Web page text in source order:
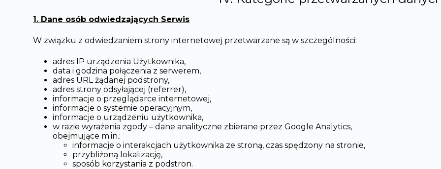
1. Dane osób odwiedzających Serwis
W związku z odwiedzaniem strony internetowej przetwarzane są w szczególności:
adres IP urządzenia Użytkownika,
data i godzina połączenia z serwerem,
adres URL żądanej podstrony,
adres strony odsyłającej (referrer),
informacje o przeglądarce internetowej,
informacje o systemie operacyjnym,
informacje o urządzeniu użytkownika,
w razie wyrażenia zgody – dane analityczne zbierane przez Google Analytics,
obejmujące m.in.:
informacje o interakcjach użytkownika ze stroną, czas spędzony na stronie,
przybliżoną lokalizację,
sposób korzystania z podstron.